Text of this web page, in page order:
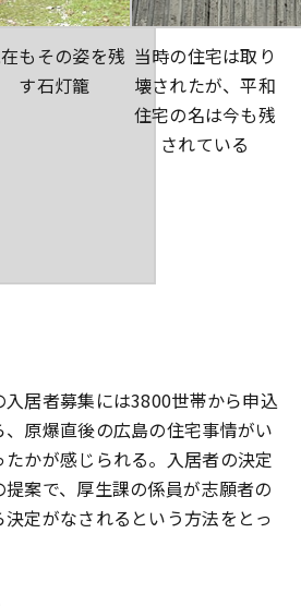
もその姿を残
す石灯籠
当時の住宅は取り
壊されたが、平和
住宅の名は今も残
されている
居者募集には3800世帯から申込
原爆直後の広島の住宅事情がい
かが感じられる。入居者の決定
案で、厚生課の係員が志願者の
定がなされるという方法をとっ